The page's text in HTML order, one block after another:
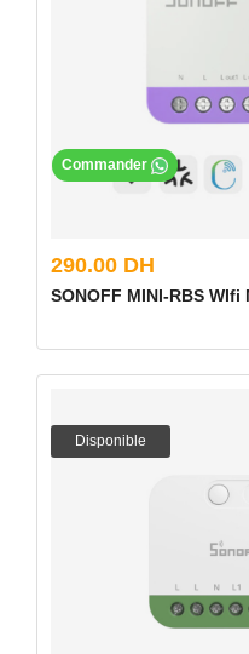
290.00 DH
SONOFF MINI-RBS
Commander
Disponible